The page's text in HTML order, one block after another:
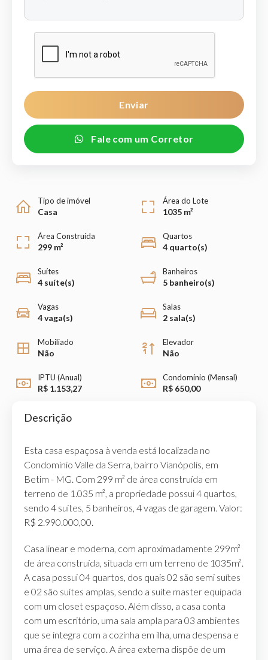
Enviar
Fale com um Corretor
Tipo de imóvel
Casa
Área do Lote
1035 m²
Área Construída
299 m²
Quartos
4 quarto(s)
Suítes
4 suíte(s)
Banheiros
5 banheiro(s)
Vagas
4 vaga(s)
Salas
2 sala(s)
Mobiliado
Não
Elevador
Não
IPTU (Anual)
R$ 1.153,27
Condomínio (Mensal)
R$ 650,00
Descrição
Esta casa espaçosa à venda está localizada no
Condomínio Valle da Serra, bairro Vianópolis, em
Betim - MG. Com 299 m² de área construída em
terreno de 1.035 m², a propriedade possui 4 quartos,
sendo 4 suítes, 5 banheiros, 4 vagas de garagem. Valor:
R$ 2.990.000,00.
Casa linear e moderna, com aproximadamente 299m²
de área construída, situada em um terreno de 1035m².
A casa possui 04 quartos, dos quais 02 são semi suítes
e 02 são suítes amplas, sendo a suíte master equipada
com um closet espaçoso. Além disso, a casa conta
com um escritório, uma sala ampla para 03 ambientes
que se integra com a cozinha em ilha, uma despensa e
uma área de serviço. A área externa dispõe de um